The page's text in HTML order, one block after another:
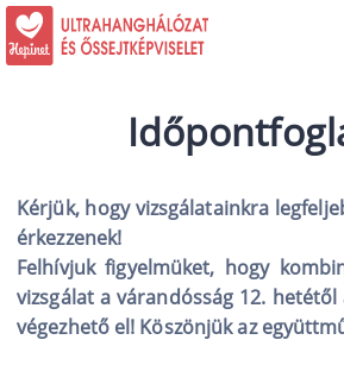
Kérjük, hogy vizsgálatainkra
érkezzenek!
Felhívjuk figyelmüket, hogy
vizsgálat a várandósság 12.
végezhető el! Köszönjük az